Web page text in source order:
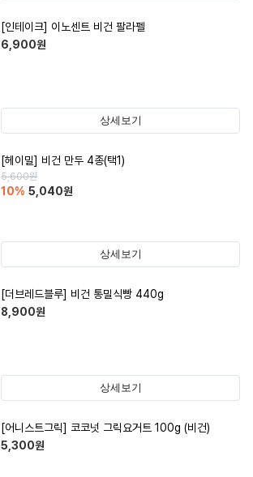
[인테이크] 이노센트 비건 팔라펠
6,900원
상세보기
[헤이밀] 비건 만두 4종(택1)
5,600원
10% 5,040원
상세보기
[더브레드블루] 비건 통밀식빵 440g
8,900원
상세보기
[어니스트그릭] 코코넛 그릭요거트 100g (비건)
5,300원